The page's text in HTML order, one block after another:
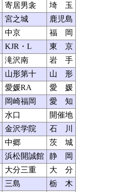
寄居男衾
埼 玉
宮之城
鹿児島
中京
福 岡
KJR・L
東 京
滝沢南
岩 手
山形第十
山 形
愛媛RA
愛 媛
岡崎福岡
愛 知
水口
開催地
金沢学院
石 川
中郷
茨 城
浜松開誠館
静 岡
大分三重
大 分
三島
栃 木